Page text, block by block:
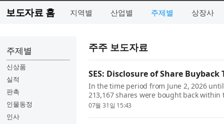
보도자료 홈 지역별 산업별 주제별 상장사
주제별
신상품
실적
판촉
인물동정
인사
주주 보도자료
SES: Disclosure of Share
In the time period from June 2, 2026
213,167 shares were bought back
meet obligations under SES’s Equity
07월 31일 15:43